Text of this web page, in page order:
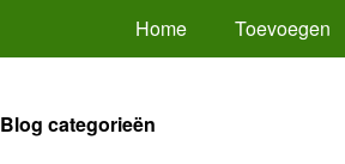
Home Toevoegen
Blog categorieën